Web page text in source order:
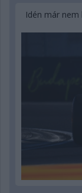
Idén már